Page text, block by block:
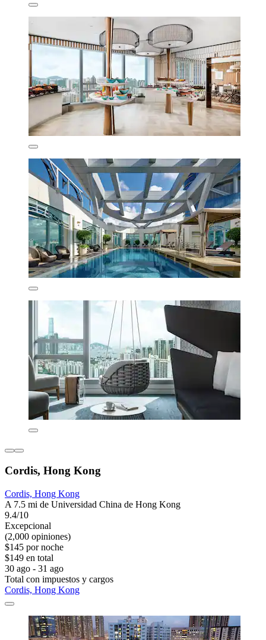
Cordis, Hong Kong
Cordis, Hong Kong
A 7.5 mi de Universidad China de Hong Kong
9.4/10
Excepcional
(2,000 opiniones)
$145 por noche
$149 en total
30 ago - 31 ago
Total con impuestos y cargos
Cordis, Hong Kong